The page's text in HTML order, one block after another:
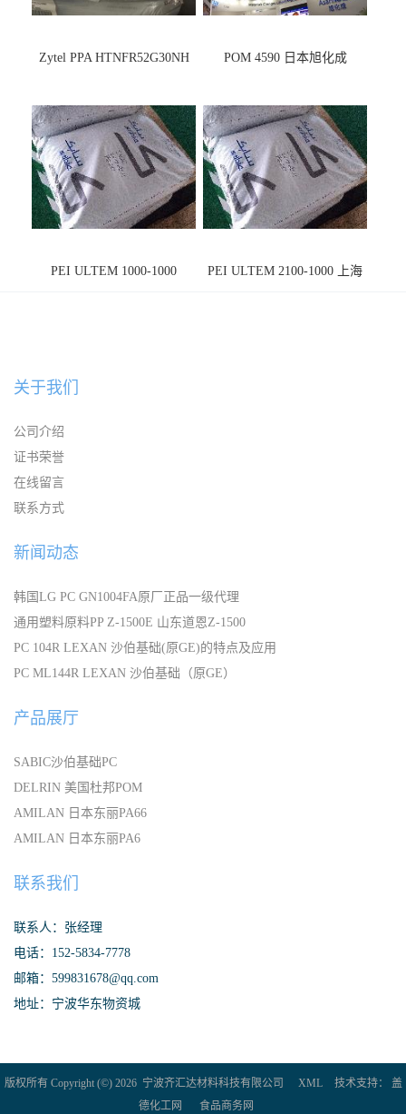
Zytel PPA HTNFR52G30NH POM 4590 日本旭化成
PEI ULTEM 1000-1000
PEI ULTEM 2100-1000 上海
关于我们
公司介绍
证书荣誉
在线留言
联系方式
新闻动态
韩国LG PC GN1004FA原厂正品一级代理
通用塑料原料PP Z-1500E 山东道恩Z-1500
PC 104R LEXAN 沙伯基础(原GE)的特点及应用
PC ML144R LEXAN 沙伯基础（原GE）
产品展厅
SABIC沙伯基础PC
DELRIN 美国杜邦POM
AMILAN 日本东丽PA66
AMILAN 日本东丽PA6
联系我们
联系人：张经理
电话：152-5834-7778
邮箱：599831678@qq.com
地址：宁波华东物资城
版权所有 Copyright (©) 2026 宁波齐汇达材料科技有限公司 XML 技术支持：
盖
德化工网
食品商务网